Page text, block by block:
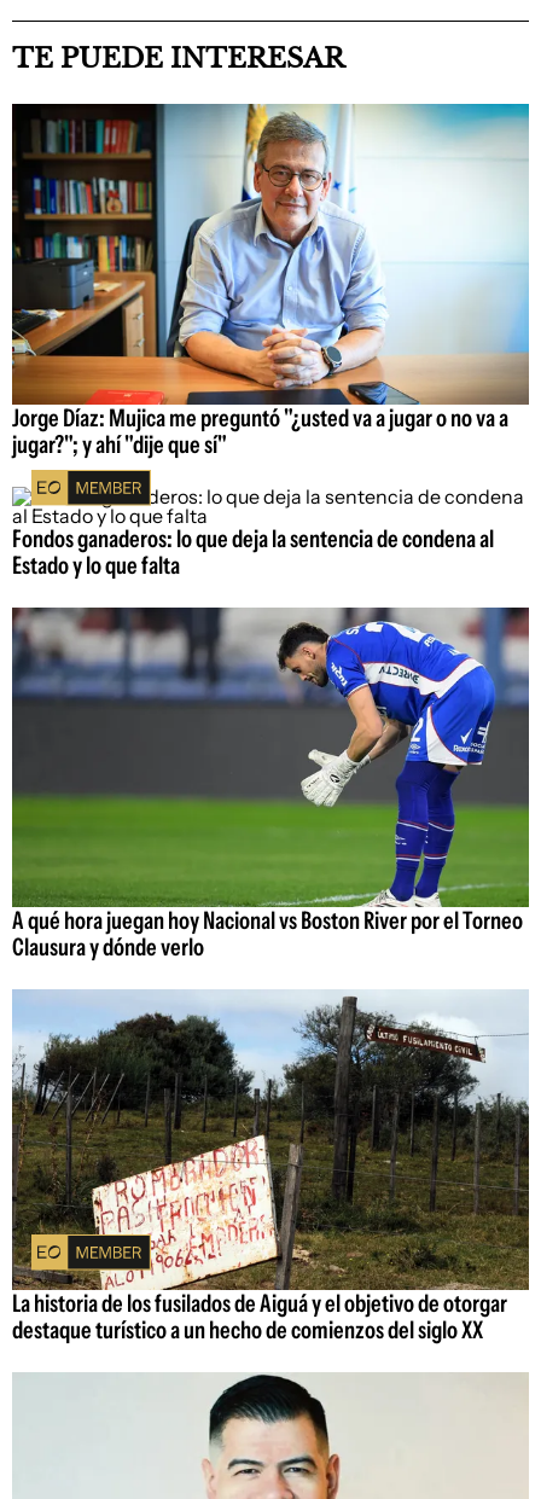
TE PUEDE INTERESAR
Jorge Díaz: Mujica me preguntó "¿usted va a jugar o no va a
jugar?"; y ahí "dije que sí"
Fondos ganaderos: lo que deja la sentencia de condena al
Estado y lo que falta
A qué hora juegan hoy Nacional vs Boston River por el Torneo
Clausura y dónde verlo
La historia de los fusilados de Aiguá y el objetivo de otorgar
destaque turístico a un hecho de comienzos del siglo XX